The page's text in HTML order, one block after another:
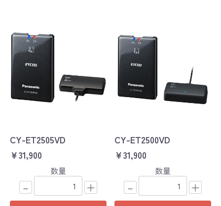
CY-ET2505VD
￥31,900
数量
－ ＋
CY-ET2500VD
￥31,900
数量
－ ＋